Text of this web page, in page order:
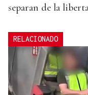
separan de la
RELACIONADO